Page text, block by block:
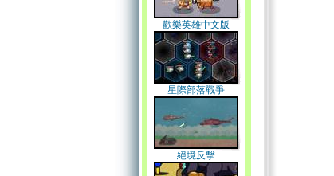
歡樂英雄中文版
星際部落戰爭
絕境反擊